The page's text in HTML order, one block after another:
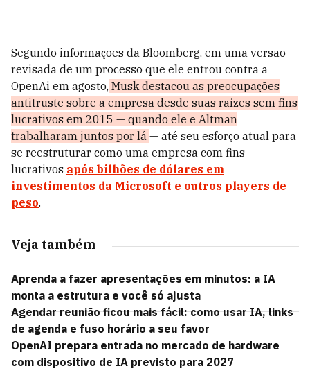
Segundo informações da Bloomberg, em uma versão
revisada de um processo que ele entrou contra a
OpenAi em agosto, Musk destacou as preocupações
antitruste sobre a empresa desde suas raízes sem fins
lucrativos em 2015 — quando ele e Altman
trabalharam juntos por lá — até seu esforço atual para
se reestruturar como uma empresa com fins
lucrativos após bilhões de dólares em
investimentos da Microsoft e outros players de
peso.
Veja também
Aprenda a fazer apresentações em minutos: a IA
monta a estrutura e você só ajusta
Agendar reunião ficou mais fácil: como usar IA, links
de agenda e fuso horário a seu favor
OpenAI prepara entrada no mercado de hardware
com dispositivo de IA previsto para 2027